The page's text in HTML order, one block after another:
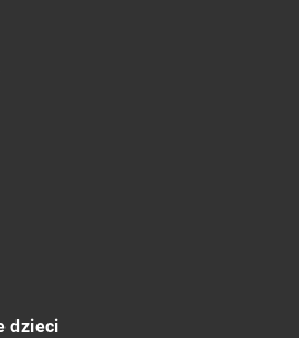
dzieci